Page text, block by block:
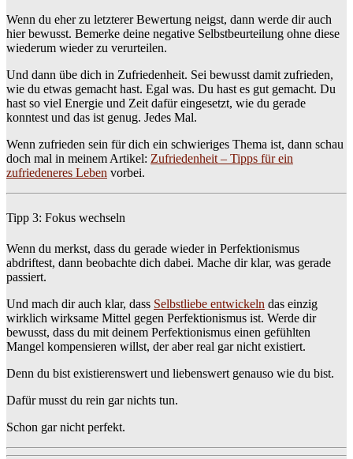
Wenn du eher zu letzterer Bewertung neigst, dann werde dir auch
hier bewusst. Bemerke deine negative Selbstbeurteilung ohne diese
wiederum wieder zu verurteilen.
Und dann übe dich in Zufriedenheit. Sei bewusst damit zufrieden,
wie du etwas gemacht hast. Egal was. Du hast es gut gemacht. Du
hast so viel Energie und Zeit dafür eingesetzt, wie du gerade
konntest und das ist genug. Jedes Mal.
Wenn zufrieden sein für dich ein schwieriges Thema ist, dann schau
doch mal in meinem Artikel: Zufriedenheit – Tipps für ein
zufriedeneres Leben vorbei.
Tipp 3: Fokus wechseln
Wenn du merkst, dass du gerade wieder in Perfektionismus
abdriftest, dann beobachte dich dabei. Mache dir klar, was gerade
passiert.
Und mach dir auch klar, dass Selbstliebe entwickeln das einzig
wirklich wirksame Mittel gegen Perfektionismus ist. Werde dir
bewusst, dass du mit deinem Perfektionismus einen gefühlten
Mangel kompensieren willst, der aber real gar nicht existiert.
Denn du bist existierenswert und liebenswert genauso wie du bist.
Dafür musst du rein gar nichts tun.
Schon gar nicht perfekt.